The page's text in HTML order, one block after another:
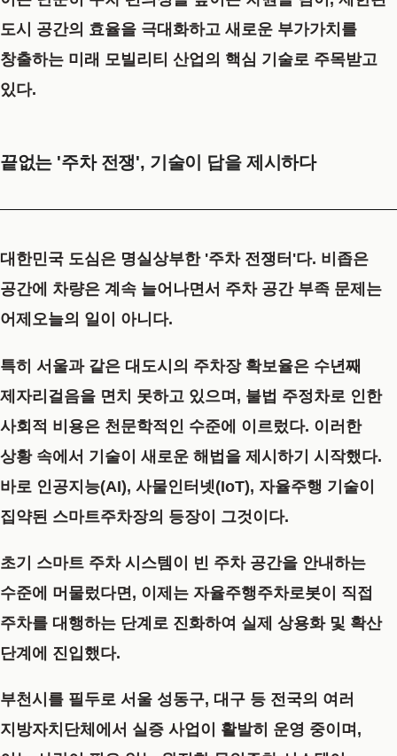
도시 공간의 효율을 극대화하고 새로운 부가가치를
창출하는 미래 모빌리티 산업의 핵심 기술로 주목받고
있다.
끝없는 '주차 전쟁', 기술이 답을 제시하다
대한민국 도심은 명실상부한 '주차 전쟁터'다. 비좁은
공간에 차량은 계속 늘어나면서 주차 공간 부족 문제는
어제오늘의 일이 아니다.
특히 서울과 같은 대도시의 주차장 확보율은 수년째
제자리걸음을 면치 못하고 있으며, 불법 주정차로 인한
사회적 비용은 천문학적인 수준에 이르렀다. 이러한
상황 속에서 기술이 새로운 해법을 제시하기 시작했다.
바로 인공지능(AI), 사물인터넷(IoT), 자율주행 기술이
집약된 스마트주차장의 등장이 그것이다.
초기 스마트 주차 시스템이 빈 주차 공간을 안내하는
수준에 머물렀다면, 이제는 자율주행주차로봇이 직접
주차를 대행하는 단계로 진화하여 실제 상용화 및 확산
단계에 진입했다.
부천시를 필두로 서울 성동구, 대구 등 전국의 여러
지방자치단체에서 실증 사업이 활발히 운영 중이며,